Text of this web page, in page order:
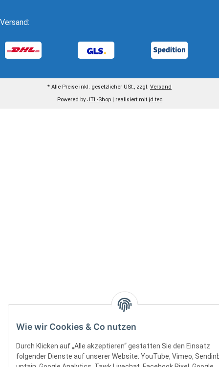
Versand:
* Alle Preise inkl. gesetzlicher USt., zzgl. Versand
Powered by JTL-Shop | realisiert mit jd.tec
Wie wir Cookies & Co nutzen
Durch Klicken auf „Alle akzeptieren“ gestatten Sie den Einsatz
folgender Dienste auf unserer Website: YouTube, Vimeo,